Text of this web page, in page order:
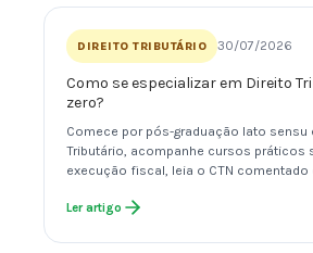
DIREITO TRIBUTÁRIO 30/07/2026
Como se especializar em Direito
zero?
Comece por pós-graduação lato sensu
Tributário, acompanhe cursos práticos
execução fiscal, leia o CTN comentado
Ler artigo